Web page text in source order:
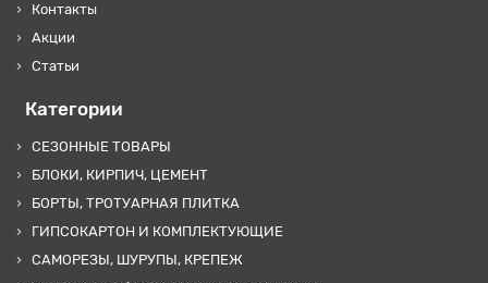
Контакты
Акции
Статьи
Категории
СЕЗОННЫЕ ТОВАРЫ
БЛОКИ, КИРПИЧ, ЦЕМЕНТ
БОРТЫ, ТРОТУАРНАЯ ПЛИТКА
ГИПСОКАРТОН И КОМПЛЕКТУЮЩИЕ
САМОРЕЗЫ, ШУРУПЫ, КРЕПЕЖ